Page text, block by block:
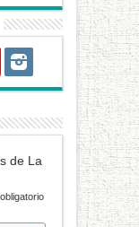
de La